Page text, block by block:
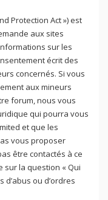
Protection Act ») est
aux sites
sur les
écrit des
concernés. Si vous
aux mineurs
forum, nous vous
qui pourra vous
et que les
vous proposer
être contactés à ce
sur la question « Qui
ou d’ordres